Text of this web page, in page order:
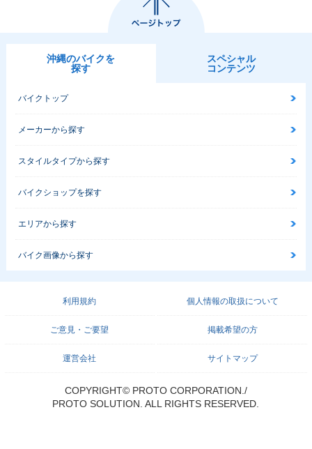
沖縄のバイクを
探す
スペシャル
コンテンツ
バイクトップ
メーカーから探す
スタイルタイプから探す
バイクショップを探す
エリアから探す
バイク画像から探す
利用規約 個人情報の取扱について
ご意見・ご要望 掲載希望の方
運営会社 サイトマップ
COPYRIGHT© PROTO CORPORATION./
PROTO SOLUTION. ALL RIGHTS RESERVED.